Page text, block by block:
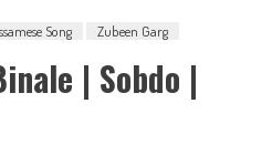
Song Zubeen Garg
| Sobdo |